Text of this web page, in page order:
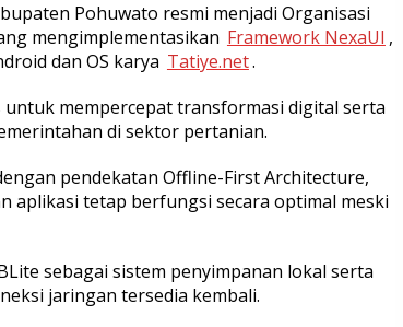
Pohuwato resmi menjadi Organisasi
mengimplementasikan Framework NexaUI ,
dan OS karya Tatiye.net.
mempercepat transformasi digital serta
di sektor pertanian.
pendekatan Offline-First Architecture,
aplikasi tetap berfungsi secara optimal meski
sebagai sistem penyimpanan lokal serta
jaringan tersedia kembali.